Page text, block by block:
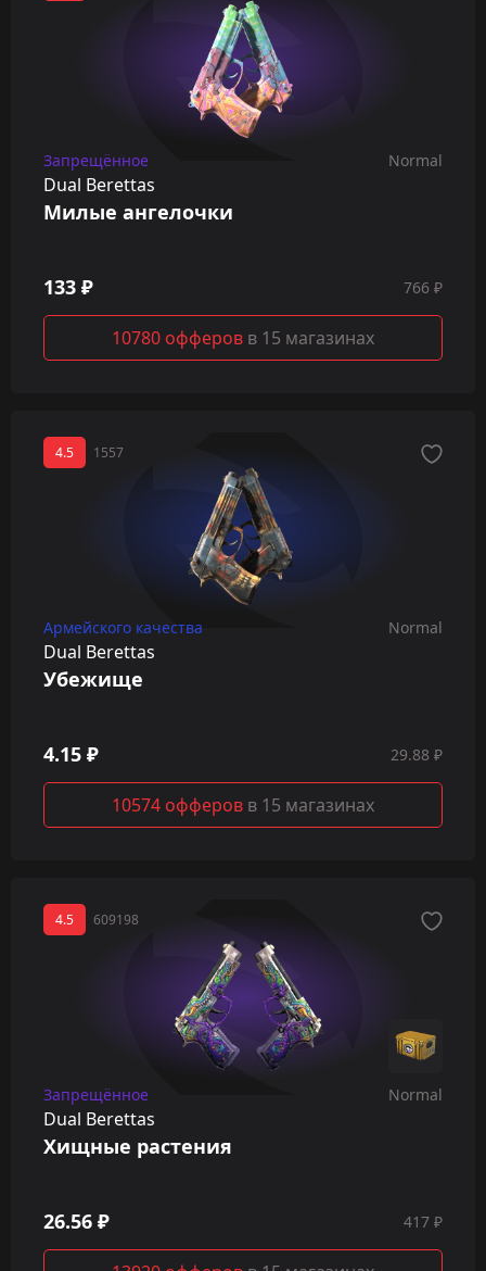
Запрещённое Normal
Dual Berettas
Милые ангелочки
133 ₽ 766 ₽
10780 офферов в 15 магазинах
4.5 1557
Армейского качества Normal
Dual Berettas
Убежище
4.15 ₽ 29.88 ₽
10574 офферов в 15 магазинах
4.5 609198
Запрещённое Normal
Dual Berettas
Хищные растения
26.56 ₽ 417 ₽